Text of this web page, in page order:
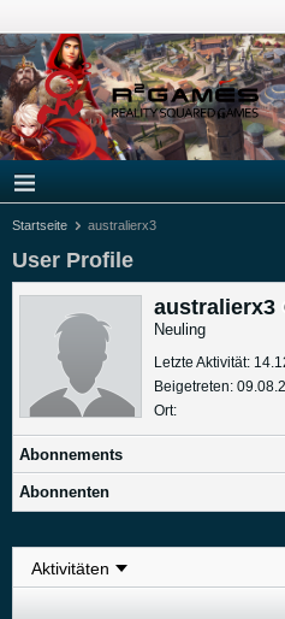
Startseite australierx3
User Profile
australierx3
Neuling
Letzte Aktivität:
Beigetreten:
Ort:
Abonnements
Abonnenten